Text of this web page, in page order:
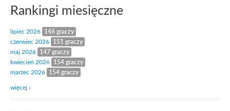
Rankingi miesięczne
lipiec 2026
146 graczy
czerwiec 2026
151 graczy
maj 2026
147 graczy
kwiecień 2026
154 graczy
marzec 2026
154 graczy
więcej ›